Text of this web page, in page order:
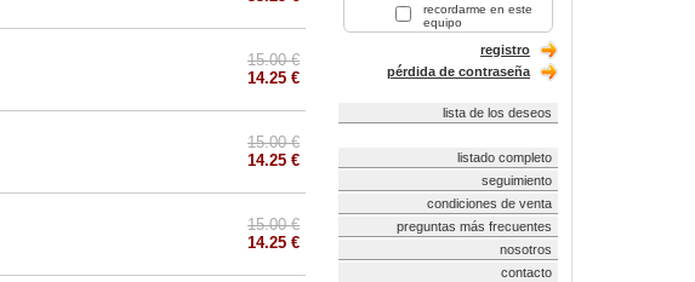
15.00 €
14.25 €
15.00 €
14.25 €
15.00 €
14.25 €
recordarme en este
equipo
registro
pérdida de contraseña
lista de los deseos
listado completo
seguimiento
condiciones de venta
preguntas más frecuentes
nosotros
contacto